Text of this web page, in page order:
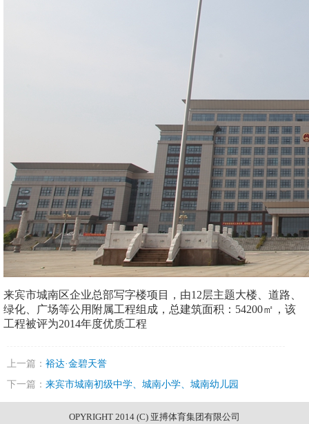
来宾市城南区企业总部写字楼项目，由12层主题大楼、道路、
绿化、广场等公用附属工程组成，总建筑面积： 54200㎡，该
工程被评为2014年度优质工程
上一篇： 裕达·金碧天誉
下一篇： 来宾市城南初级中学、城南小学、城南幼儿园
OPYRIGHT 2014 (C) 亚搏体育集团有限公司